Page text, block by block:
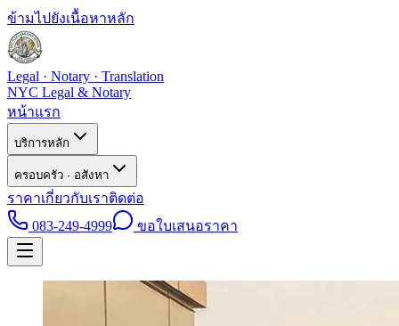
ข้ามไปยังเนื้อหาหลัก
Legal · Notary · Translation
NYC Legal & Notary
หน้าแรก
บริการหลัก
ครอบครัว · อสังหา
ราคาเกี่ยวกับเราติดต่อ
083-249-4999
ขอใบเสนอราคา